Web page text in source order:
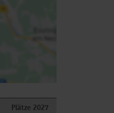
Plätze 2027